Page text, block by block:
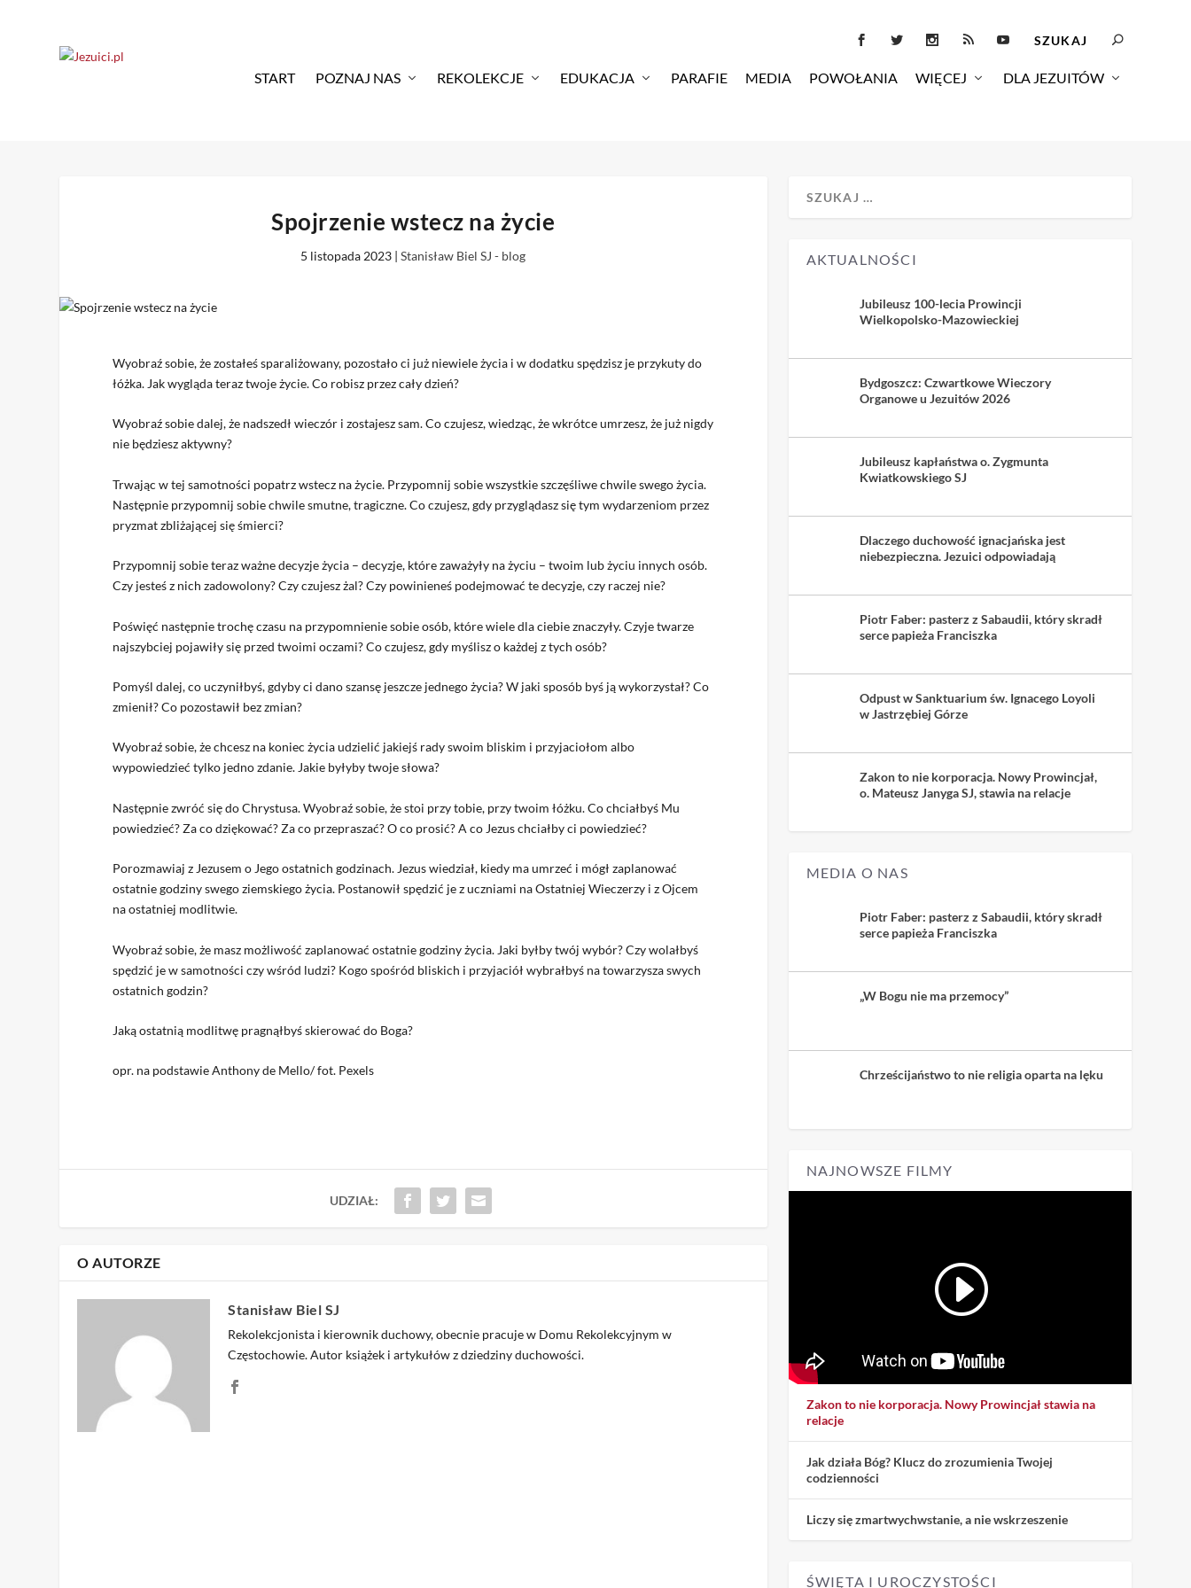
START POZNAJ NAS REKOLEKCJE EDUKACJA PARAFIE MEDIA POWOŁANIA WIĘCEJ DLA JEZUITÓW
Spojrzenie wstecz na życie
5 listopada 2023 |Stanisław Biel SJ - blog
Wyobraź sobie, że zostałeś sparaliżowany, pozostało ci już niewiele życia i w dodatku spędzisz je przykuty do
łóżka. Jak wygląda teraz twoje życie. Co robisz przez cały dzień?
Wyobraź sobie dalej, że nadszedł wieczór i zostajesz sam. Co czujesz, wiedząc, że wkrótce umrzesz, że już nigdy
nie będziesz aktywny?
Trwając w tej samotności popatrz wstecz na życie. Przypomnij sobie wszystkie szczęśliwe chwile swego życia.
Następnie przypomnij sobie chwile smutne, tragiczne. Co czujesz, gdy przyglądasz się tym wydarzeniom przez
pryzmat zbliżającej się śmierci?
Przypomnij sobie teraz ważne decyzje życia – decyzje, które zaważyły na życiu – twoim lub życiu innych osób.
Czy jesteś z nich zadowolony? Czy czujesz żal? Czy powinieneś podejmować te decyzje, czy raczej nie?
Poświęć następnie trochę czasu na przypomnienie sobie osób, które wiele dla ciebie znaczyły. Czyje twarze
najszybciej pojawiły się przed twoimi oczami? Co czujesz, gdy myślisz o każdej z tych osób?
Pomyśl dalej, co uczyniłbyś, gdyby ci dano szansę jeszcze jednego życia? W jaki sposób byś ją wykorzystał? Co
zmienił? Co pozostawił bez zmian?
Wyobraź sobie, że chcesz na koniec życia udzielić jakiejś rady swoim bliskim i przyjaciołom albo
wypowiedzieć tylko jedno zdanie. Jakie byłyby twoje słowa?
Następnie zwróć się do Chrystusa. Wyobraź sobie, że stoi przy tobie, przy twoim łóżku. Co chciałbyś Mu
powiedzieć? Za co dziękować? Za co przepraszać? O co prosić? A co Jezus chciałby ci powiedzieć?
Porozmawiaj z Jezusem o Jego ostatnich godzinach. Jezus wiedział, kiedy ma umrzeć i mógł zaplanować
ostatnie godziny swego ziemskiego życia. Postanowił spędzić je z uczniami na Ostatniej Wieczerzy i z Ojcem
na ostatniej modlitwie.
Wyobraź sobie, że masz możliwość zaplanować ostatnie godziny życia. Jaki byłby twój wybór? Czy wolałbyś
spędzić je w samotności czy wśród ludzi? Kogo spośród bliskich i przyjaciół wybrałbyś na towarzysza swych
ostatnich godzin?
Jaką ostatnią modlitwę pragnąłbyś skierować do Boga?
opr. na podstawie Anthony de Mello/ fot. Pexels
UDZIAŁ:
O AUTORZE
Stanisław Biel SJ
Rekolekcjonista i kierownik duchowy, obecnie pracuje w Domu Rekolekcyjnym w
Częstochowie. Autor książek i artykułów z dziedziny duchowości.
AKTUALNOŚCI
Jubileusz 100-lecia Prowincji
Wielkopolsko-Mazowieckiej
Bydgoszcz: Czwartkowe Wieczory
Organowe u Jezuitów 2026
Jubileusz kapłaństwa o. Zygmunta
Kwiatkowskiego SJ
Dlaczego duchowość ignacjańska jest
niebezpieczna. Jezuici odpowiadają
Piotr Faber: pasterz z Sabaudii, który skradł
serce papieża Franciszka
Odpust w Sanktuarium św. Ignacego Loyoli
w Jastrzębiej Górze
Zakon to nie korporacja. Nowy Prowincjał,
o. Mateusz Janyga SJ, stawia na relacje
MEDIA O NAS
Piotr Faber: pasterz z Sabaudii, który skradł
serce papieża Franciszka
„W Bogu nie ma przemocy”
Chrześcijaństwo to nie religia oparta na lęku
NAJNOWSZE FILMY
Zakon to nie korporacja. Nowy Prowincjał stawia na
relacje
Jak działa Bóg? Klucz do zrozumienia Twojej
codzienności
Liczy się zmartwychwstanie, a nie wskrzeszenie
ŚWIĘTA I UROCZYSTOŚCI